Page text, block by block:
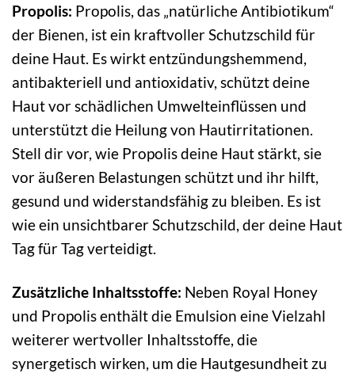
Propolis: Propolis, das „natürliche Antibiotikum“
der Bienen, ist ein kraftvoller Schutzschild für
deine Haut. Es wirkt entzündungshemmend,
antibakteriell und antioxidativ, schützt deine
Haut vor schädlichen Umwelteinflüssen und
unterstützt die Heilung von Hautirritationen.
Stell dir vor, wie Propolis deine Haut stärkt, sie
vor äußeren Belastungen schützt und ihr hilft,
gesund und widerstandsfähig zu bleiben. Es ist
wie ein unsichtbarer Schutzschild, der deine Haut
Tag für Tag verteidigt.
Zusätzliche Inhaltsstoffe: Neben Royal Honey
und Propolis enthält die Emulsion eine Vielzahl
weiterer wertvoller Inhaltsstoffe, die
synergetisch wirken, um die Hautgesundheit zu